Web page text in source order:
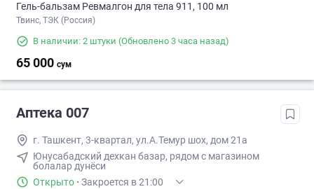
Гель-бальзам Ревмалгон для тела 911, 100 мл
Твинс, ТЭК (Россия)
В наличии: 2 штуки (Обновлено 3 часа назад)
65 000 сум
Аптека 007
г. Ташкент, 3-квартал, ул.А.Темур шох, дом 21а
Юнусабадский дехкан базар, рядом с магазином
болалар дунёси
Открыто · Закроется в 21:00